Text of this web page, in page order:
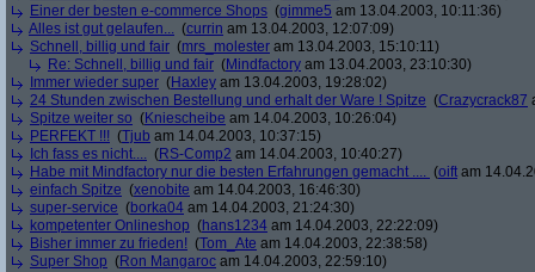
Einer der besten e-commerce Shops (gimme5 am 13.04.2003, 10:11:36)
Alles ist gut gelaufen... (currin am 13.04.2003, 12:07:09)
Schnell, billig und fair (mrs_molester am 13.04.2003, 15:10:11)
Re: Schnell, billig und fair (Mindfactory am 13.04.2003, 23:10:30)
Immer wieder super (Haxley am 13.04.2003, 19:28:02)
24 Stunden zwischen Bestellung und erhalt der Ware ! Spitze (Crazycrack87
Spitze weiter so (Kniescheibe am 14.04.2003, 10:26:04)
PERFEKT !!! (Tjub am 14.04.2003, 10:37:15)
Ich fass es nicht.... (RS-Comp2 am 14.04.2003, 10:40:27)
Habe mit Mindfactory nur die besten Erfahrungen gemacht .... (oift am
einfach Spitze (xenobite am 14.04.2003, 16:46:30)
super-service (borka04 am 14.04.2003, 21:24:30)
kompetenter Onlineshop (hans1234 am 14.04.2003, 22:22:09)
Bisher immer zu frieden! (Tom_Ate am 14.04.2003, 22:38:58)
Super Shop (Ron Mangaroc am 14.04.2003, 22:59:10)